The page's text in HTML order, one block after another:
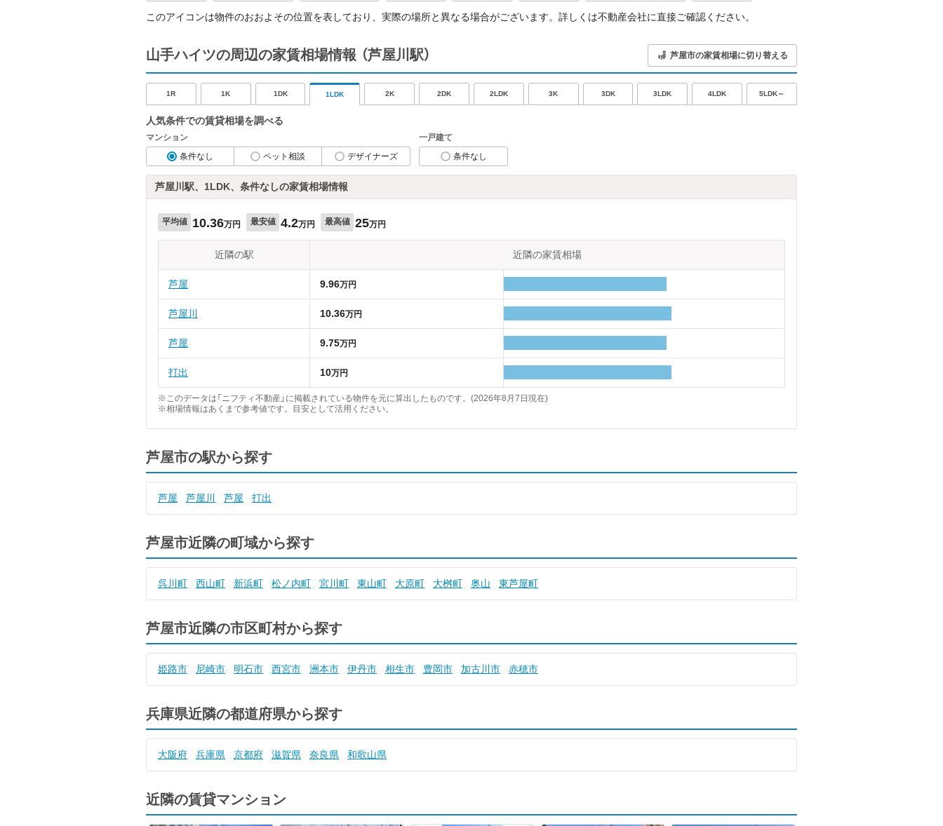
このアイコンは物件のおおよその位置を表しており、実際の場所と異なる場合がございます。詳しくは不動産会社に直接ご確認ください。
山手ハイツの周辺の家賃相場情報 （芦屋川駅） 芦屋市の家賃相場に切り替える
1R 1K 1DK 1LDK 2K 2DK 2LDK 3K 3DK 3LDK 4LDK 5LDK～
人気条件での賃貸相場を調べる
マンション
条件なし
ペット相談 デザイナーズ
一戸建て
条件なし
芦屋川駅、1LDK、条件なしの家賃相場情報
平均値 10.36万円 最安値 4.2万円 最高値 25万円
近隣の駅 近隣の家賃相場
芦屋 9.96万円
芦屋川 10.36万円
芦屋 9.75万円
打出 10万円
※このデータは「ニフティ不動産」に掲載されている物件を元に算出したものです。(2026年8月7日現在)
※相場情報はあくまで参考値です。目安として活用ください。
芦屋市の駅から探す
芦屋 芦屋川 芦屋 打出
芦屋市近隣の町域から探す
呉川町 西山町 新浜町 松ノ内町 宮川町 東山町 大原町 大桝町 奥山 東芦屋町
芦屋市近隣の市区町村から探す
姫路市 尼崎市 明石市 西宮市 洲本市 伊丹市 相生市 豊岡市 加古川市 赤穂市
兵庫県近隣の都道府県から探す
大阪府 兵庫県 京都府 滋賀県 奈良県 和歌山県
近隣の賃貸マンション